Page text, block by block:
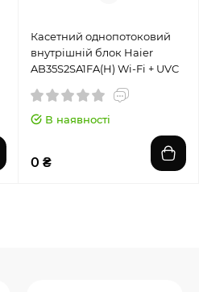
Касетний однопотоковий
внутрішній блок Haier
AB35S2SA1FA(H) Wi-Fi + UVC
В наявності
0 ₴